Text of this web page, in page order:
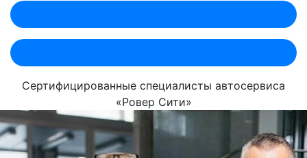
Сертифицированные специалисты автосервиса
«Ровер Сити»